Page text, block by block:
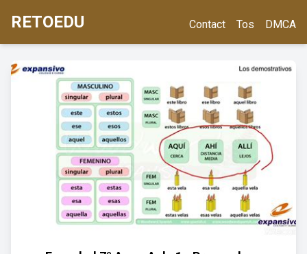
RETOEDU Contact Tos DMCA